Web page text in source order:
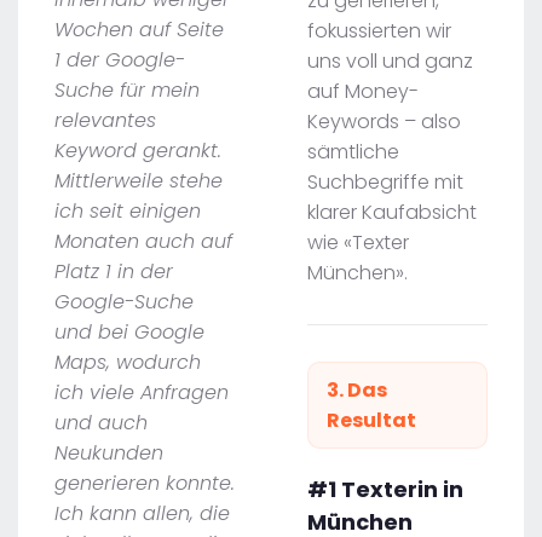
Wochen auf Seite
1 der Google-
Suche für mein
relevantes
Keyword gerankt.
Mittlerweile stehe
ich seit einigen
Monaten auch auf
Platz 1 in der
Google-Suche
und bei Google
Maps, wodurch
ich viele Anfragen
und auch
Neukunden
generieren konnte.
Ich kann allen, die
fokussierten wir
uns voll und ganz
auf Money-
Keywords – also
sämtliche
Suchbegriffe mit
klarer Kaufabsicht
wie «Texter
München».
3. Das
Resultat
#1 Texterin in
München